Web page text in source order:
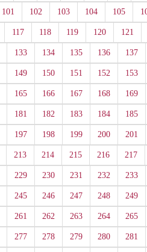
101 102 103 104 105
117 118 119 120 121
133 134 135 136 137
149 150 151 152 153
165 166 167 168 169
181 182 183 184 185
197 198 199 200 201
213 214 215 216 217
229 230 231 232 233
245 246 247 248 249
261 262 263 264 265
277 278 279 280 281